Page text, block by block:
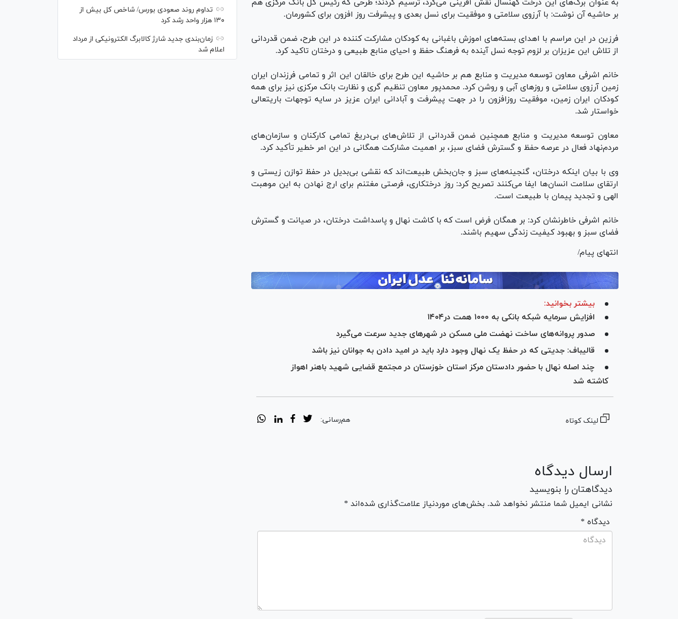
به عنوان برگ‌های این درخت کهنسال نقش آفرینی می‌‎کرد، ترسیم کردند؛ طرحی که رئیس کل بانک مرکزی هم
بر حاشیه آن نوشت: با آرزوی سلامتی و موفقیت برای نسل بعدی و پیشرفت روز افزون برای کشورمان.
فرزین در این مراسم با اهدای بسته‌های اموزش باغبانی به کودکان مشارکت کننده در این طرح، ضمن قدردانی
از تلاش این عزیزان بر لزوم توجه نسل آینده به فرهنگ حفظ و احیای منابع طبیعی و درختان تاکید کرد.
خانم اشرفی معاون توسعه مدیریت و منابع هم بر حاشیه این طرح برای خالقان این اثر و تمامی فرزندان ایران
زمین آرزوی سلامتی و روز‌های آبی و روشن کرد. محمدپور معاون تنظیم گری و نظارت بانک مرکزی نیز برای همه
کودکان ایران زمین، موفقیت روزافزون را در جهت پیشرفت و آبادانی ایران عزیز در سایه توجهات باریتعالی
خواستار شد.
معاون توسعه مدیریت و منابع همچنین ضمن قدردانی از تلاش‌های بی‌دریغ تمامی کارکنان و سازمان‌های
مردم‌نهاد فعال در عرصه حفظ و گسترش فضای سبز، بر اهمیت مشارکت همگانی در این امر خطیر تأکید کرد.
وی با بیان اینکه درختان، گنجینه‌های سبز و جان‌بخش طبیعت‌اند که نقشی بی‌بدیل در حفظ توازن زیستی و
ارتقای سلامت انسان‌ها ایفا می‌کنند تصریح کرد: روز درختکاری، فرصتی مغتنم برای ارج نهادن به این موهبت
الهی و تجدید پیمان با طبیعت است.
خانم اشرفی خاطرنشان کرد: بر همگان فرض است که با کاشت نهال و پاسداشت درختان، در صیانت و گسترش
فضای سبز و بهبود کیفیت زندگی سهیم باشند.
انتهای پیام/
بیشتر بخوانید:
افزایش سرمایه شبکه بانکی به ۱۰۰۰ همت در۱۴۰۴
صدور پروانه‌های ساخت نهضت ملی مسکن در شهر‌های جدید سرعت می‌گیرد
قالیباف: جدیتی که در حفظ یک نهال وجود دارد باید در امید دادن به جوانان نیز باشد
چند اصله نهال با حضور دادستان مرکز استان خوزستان در مجتمع قضایی شهید باهنر اهواز
کاشته شد
لینک کوتاه هم‌رسانی:
ارسال دیدگاه
دیدگاهتان را بنویسید
نشانی ایمیل شما منتشر نخواهد شد. بخش‌های موردنیاز علامت‌گذاری شده‌اند *
* دیدگاه
تداوم روند صعودی بورس/ شاخص کل بیش از
۱۳۰ هزار واحد رشد کرد
زمان‌بندی جدید شارژ کالابرگ الکترونیکی از مرداد
اعلام شد